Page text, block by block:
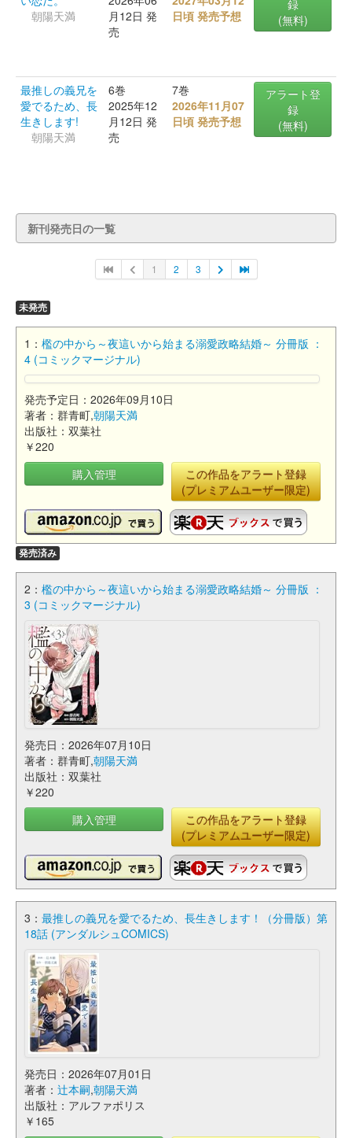
朝陽天満
月12日 発
売
日頃 発売予想
録
(無料)
最推しの義兄を
愛でるため、長
生きします!
朝陽天満
6巻
2025年12
月12日 発
売
7巻
2026年11月07
日頃 発売予想
アラート登
録
(無料)
新刊発売日の一覧
1 2 3
未発売
1： 檻の中から～夜這いから始まる溺愛政略結婚～ 分冊版 ：
4 (コミックマージナル)
発売予定日：2026年09月10日
著者：群青町,朝陽天満
出版社：双葉社
￥220
購入管理
この作品をアラート登録
(プレミアムユーザー限定)
発売済み
2： 檻の中から～夜這いから始まる溺愛政略結婚～ 分冊版 ：
3 (コミックマージナル)
発売日：2026年07月10日
著者：群青町,朝陽天満
出版社：双葉社
￥220
購入管理
この作品をアラート登録
(プレミアムユーザー限定)
3： 最推しの義兄を愛でるため、長生きします！（分冊版）第
18話 (アンダルシュCOMICS)
発売日：2026年07月01日
著者： 辻本嗣,朝陽天満
出版社：アルファポリス
￥165